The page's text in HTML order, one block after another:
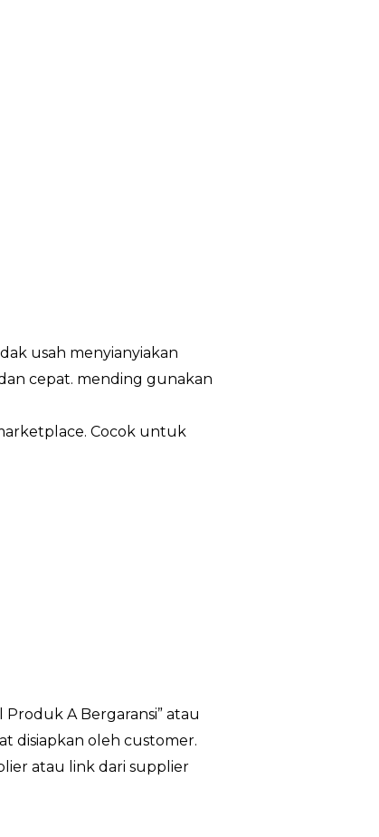
usah menyianyiakan
cepat. mending gunakan
Cocok untuk
Produk A Bergaransi” atau
disiapkan oleh customer.
atau link dari supplier